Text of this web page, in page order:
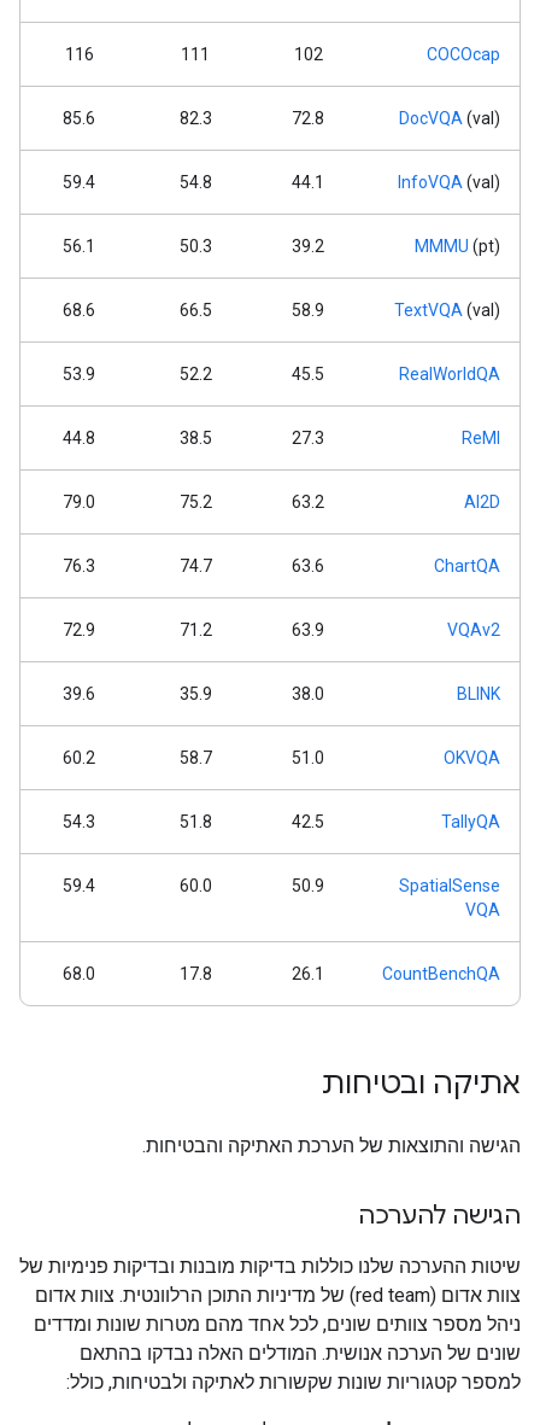
COCOcap
102
111
116
DocVQA (val)
72.8
82.3
85.6
InfoVQA (val)
44.1
54.8
59.4
MMMU (pt)
39.2
50.3
56.1
TextVQA (val)
58.9
66.5
68.6
RealWorldQA
45.5
52.2
53.9
ReMI
27.3
38.5
44.8
AI2D
63.2
75.2
79.0
ChartQA
63.6
74.7
76.3
VQAv2
63.9
71.2
72.9
BLINK
38.0
35.9
39.6
OKVQA
51.0
58.7
60.2
TallyQA
42.5
51.8
54.3
SpatialSense
VQA
50.9
60.0
59.4
CountBenchQA
26.1
17.8
68.0
אתיקה ובטיחות
הגישה והתוצאות של הערכת האתיקה והבטיחות.
הגישה להערכה
שיטות ההערכה שלנו כוללות בדיקות מובנות ובדיקות פנימיות של
צוות אדום (red team) של מדיניות התוכן הרלוונטית. צוות אדום
ניהל מספר צוותים שונים, לכל אחד מהם מטרות שונות ומדדים
שונים של הערכה אנושית. המודלים האלה נבדקו בהתאם
למספר קטגוריות שונות שקשורות לאתיקה ולבטיחות, כולל: